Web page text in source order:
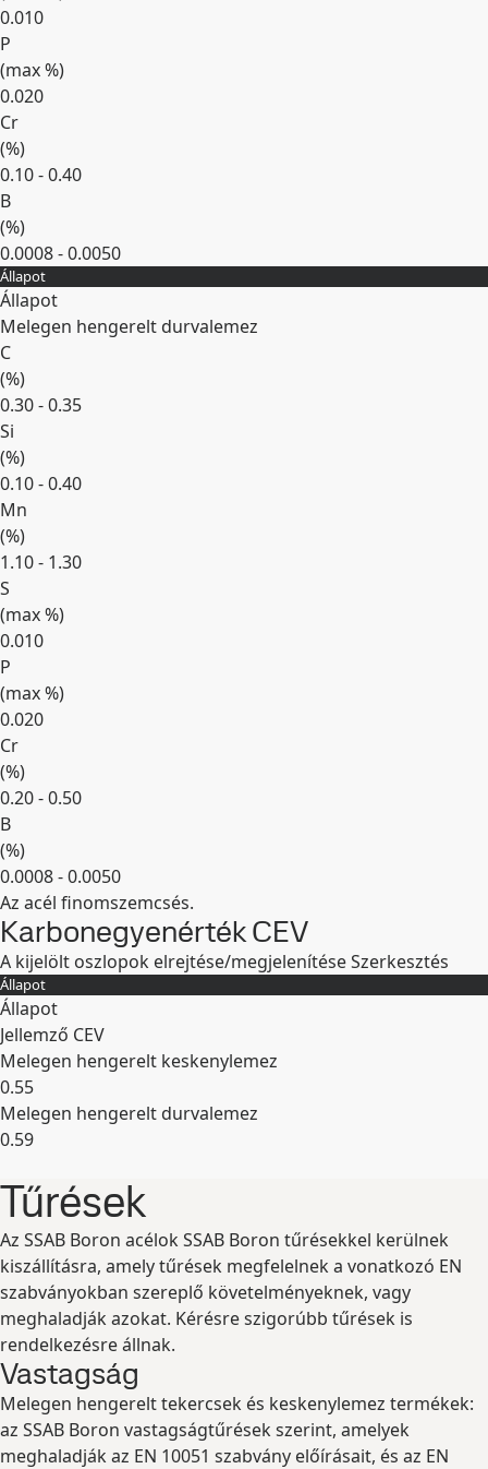
0.010
P
(max%)
0.020
Cr
(%)
0.10 - 0.40
B
(%)
0.0008 - 0.0050
Kibontás
Állapot
Állapot
Melegen hengerelt durvalemez
C
(%)
0.30 - 0.35
Si
(%)
0.10 - 0.40
Mn
(%)
1.10 - 1.30
S
(max%)
0.010
P
(max%)
0.020
Cr
(%)
0.20 - 0.50
B
(%)
0.0008 - 0.0050
Kibontás
Az acél finomszemcsés.
Karbonegyenérték CEV
A kijelölt oszlopok elrejtése/megjelenítéseSzerkesztés
Állapot
Állapot
Jellemző CEV
Melegen hengerelt keskenylemez
0.55
Melegen hengerelt durvalemez
0.59
Tűrések
Az SSAB Boron acélok SSAB Boron tűrésekkel kerülnek
kiszállításra, amely tűrések megfelelnek a vonatkozó EN
szabványokban szereplő követelményeknek, vagy
meghaladják azokat. Kérésre szigorúbb tűrések is
rendelkezésre állnak.
Vastagság
Melegen hengerelt tekercsek és keskenylemez termékek:
az SSAB Boron vastagságtűrések szerint, amelyek
meghaladják az EN 10051 szabvány előírásait, és az EN